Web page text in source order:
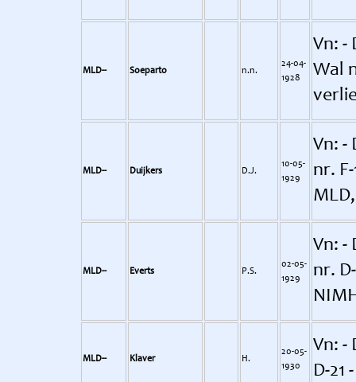
MLD-- Soeparto n.n.
24-04-
1928
Vn: -
Wal
MLD-- Duijkers D.J.
10-05-
1929
Vn: -
nr.
MLD-- Everts P.S.
02-05-
1929
Vn: -
nr.
MLD-- Klaver H.
20-05-
1930
Vn: -
D-21